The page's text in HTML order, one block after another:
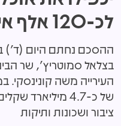
לכ-120 אלף איש
ההסכם נחתם היום (ד')
בצלאל סמוטריץ', שר
העירייה משה
של כ-4.7
ציבור ושכונות ותיקות